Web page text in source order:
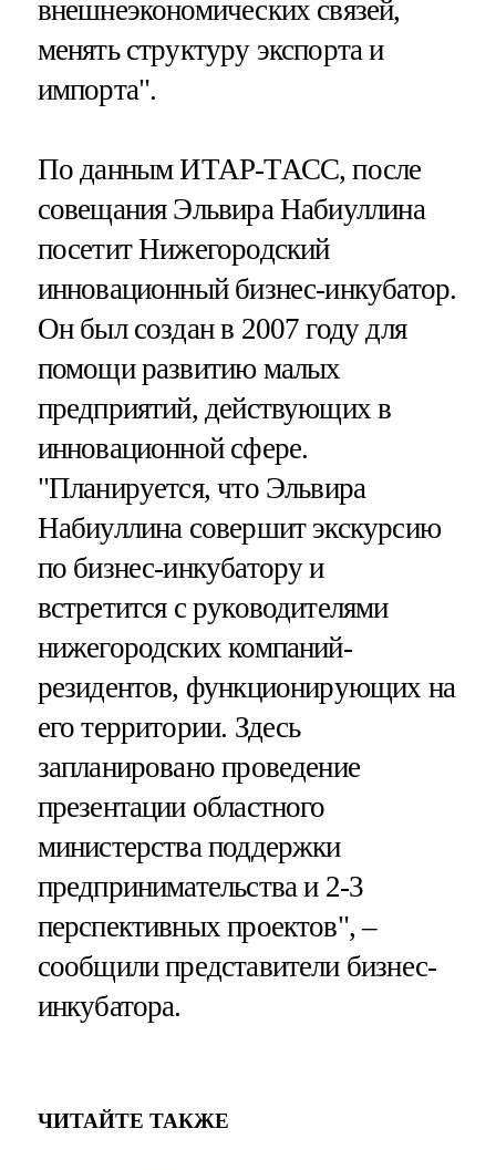
внешнеэкономических связей,
менять структуру экспорта и
импорта".
По данным ИТАР-ТАСС, после
совещания Эльвира Набиуллина
посетит Нижегородский
инновационный бизнес-инкубатор.
Он был создан в 2007 году для
помощи развитию малых
предприятий, действующих в
инновационной сфере.
"Планируется, что Эльвира
Набиуллина совершит экскурсию
по бизнес-инкубатору и
встретится с руководителями
нижегородских компаний-
резидентов, функционирующих на
его территории. Здесь
запланировано проведение
презентации областного
министерства поддержки
предпринимательства и 2-3
перспективных проектов", –
сообщили представители бизнес-
инкубатора.
ЧИТАЙТЕ ТАКЖЕ